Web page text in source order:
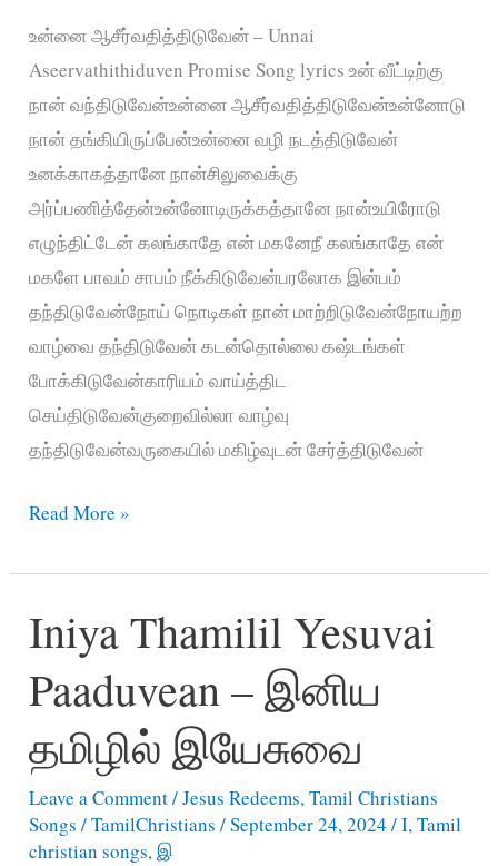
உன்னை ஆசீர்வதித்திடுவேன் – Unnai
Aseervathithiduven Promise Song lyrics உன் வீட்டிற்கு
நான் வந்திடுவேன்உன்னை ஆசீர்வதித்திடுவேன்உன்னோடு
நான் தங்கியிருப்பேன்உன்னை வழி நடத்திடுவேன்
உனக்காகத்தானே நான்சிலுவைக்கு
அர்ப்பணித்தேன்உன்னோடிருக்கத்தானே நான்உயிரோடு
எழுந்திட்டேன் கலங்காதே என் மகனேநீ கலங்காதே என்
மகளே பாவம் சாபம் நீக்கிடுவேன்பரலோக இன்பம்
தந்திடுவேன்நோய் நொடிகள் நான் மாற்றிடுவேன்நோயற்ற
வாழ்வை தந்திடுவேன் கடன்தொல்லை கஷ்டங்கள்
போக்கிடுவேன்காரியம் வாய்த்திட
செய்திடுவேன்குறைவில்லா வாழ்வு
தந்திடுவேன்வருகையில் மகிழ்வுடன் சேர்த்திடுவேன்
உன்னை
–
Unnai
Aseervathithiduven
Promise
lyrics
Read More »
Iniya Thamilil Yesuvai
Paaduvean – இனிய
தமிழில் இயேசுவை
Leave a Comment/Jesus Redeems,Tamil Christians
Songs /TamilChristians/September 24, 2024/I,Tamil
christian songs,இ